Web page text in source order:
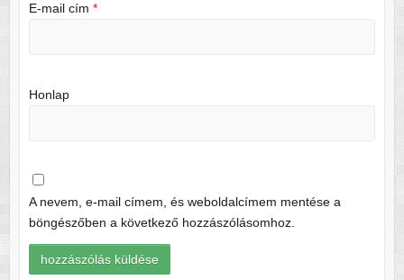
E-mail cím *
Honlap
A nevem, e-mail címem, és weboldalcímem mentése a
böngészőben a következő hozzászólásomhoz.